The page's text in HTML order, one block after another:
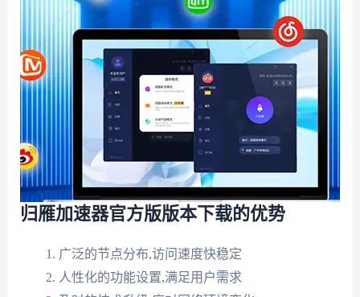
归雁加速器官方版版本下载的优势
广泛的节点分布,访问速度快稳定
人性化的功能设置,满足用户需求